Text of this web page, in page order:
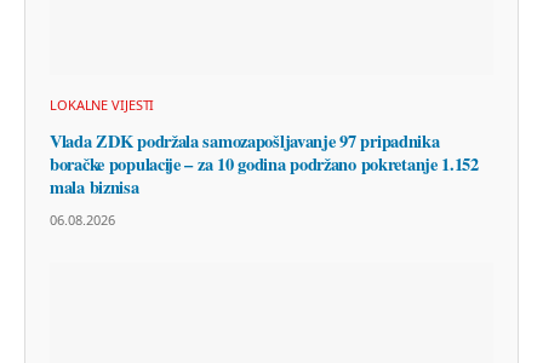
LOKALNE VIJESTI
Vlada ZDK podržala samozapošljavanje 97 pripadnika
boračke populacije – za 10 godina podržano pokretanje 1.152
mala biznisa
06.08.2026